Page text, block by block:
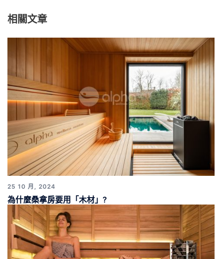
相關文章
25 10 月, 2024
為什麼桑拿房要用「木材」?